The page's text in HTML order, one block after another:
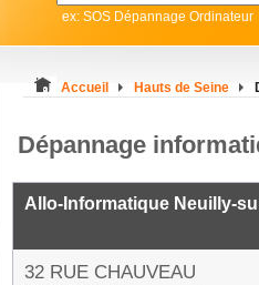
ex: SOS Dépannage Ordinateur
Accueil Hauts de Seine
Dépannage
Allo-Informatique Neuilly-
32 RUE CHAUVEAU